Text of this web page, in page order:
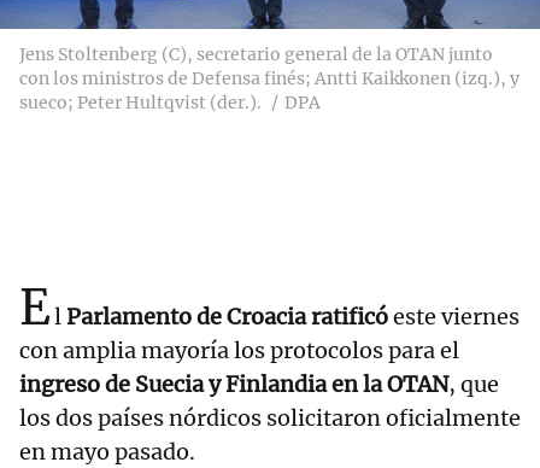
Jens Stoltenberg (C), secretario general de la OTAN junto
con los ministros de Defensa finés; Antti Kaikkonen (izq.), y
sueco; Peter Hultqvist (der.).
DPA
ElParlamento de Croacia ratificóeste viernes
con amplia mayoría los protocolos para el
ingreso de Suecia y Finlandia en la OTAN, que
los dos países nórdicos solicitaron oficialmente
en mayo pasado.